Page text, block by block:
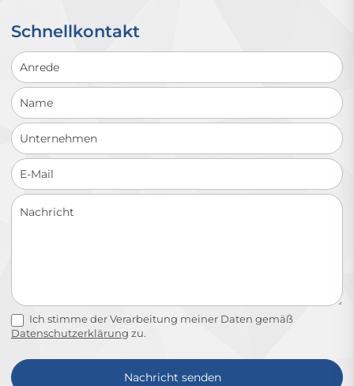
Schnellkontakt
Schnellkontakt
Ich stimme der Verarbeitung meiner Daten gemäß
Datenschutzerklärung zu.
Nachricht senden